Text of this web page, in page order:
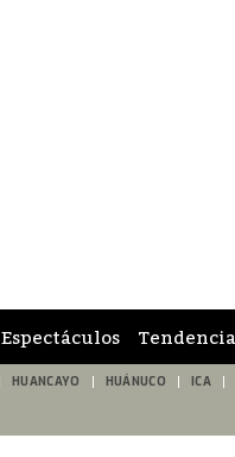
Espectáculos Tendencia
HUANCAYO HUÁNUCO ICA